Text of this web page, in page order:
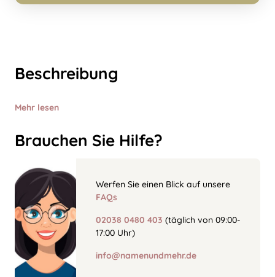
Beschreibung
Mehr lesen
Brauchen Sie Hilfe?
Werfen Sie einen Blick auf unsere
FAQs
02038 0480 403 (täglich von 09:00-
17:00 Uhr)
info@namenundmehr.de